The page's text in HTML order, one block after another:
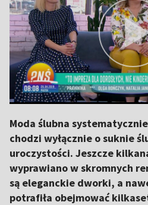
Moda ślubna
chodzi wyłącznie o suknie
uroczystości. Jeszcze
wyprawiano w skromnych
są eleganckie dworki, a
potrafiła obejmować